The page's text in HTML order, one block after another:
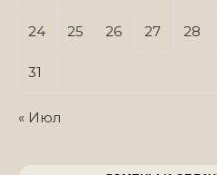
24 25 26 27 28
31
« Июл